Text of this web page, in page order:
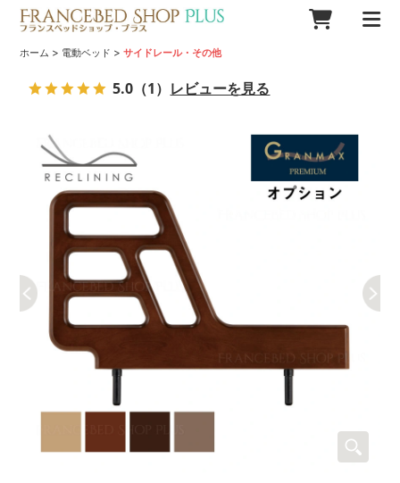
ホーム > 電動ベッド >サイドレール・その他
5.0 （1） レビューを見る